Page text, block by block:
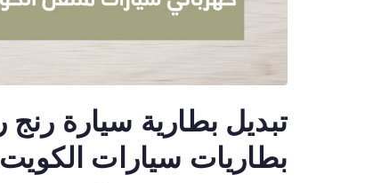
بطاريات سيارات الكويت